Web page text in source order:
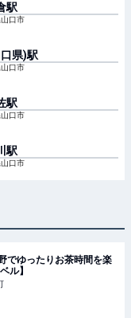
駅
口市
県)駅
口市
駅
口市
駅
口市
でゆったりお茶時間を楽
ル】